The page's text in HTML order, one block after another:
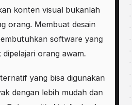
konten visual bukanlah
orang. Membuat desain
software yang
orang awam.
yang bisa digunakan
dengan lebih mudah dan